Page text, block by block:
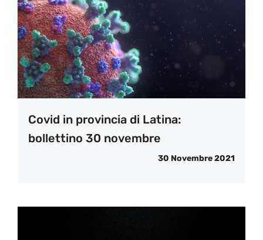
Covid in provincia di Latina:
bollettino 30 novembre
30 Novembre 2021